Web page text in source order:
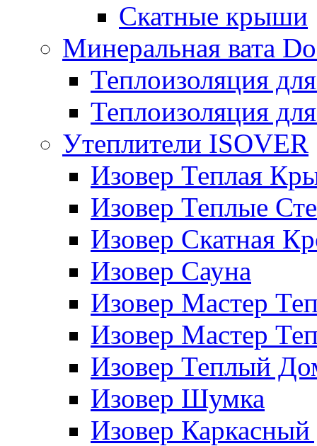
Скатные крыши
Минеральная вата
Теплоизоляция
Теплоизоляция
Утеплители ISOVER
Изовер Теплая
Изовер Теплые
Изовер Скатная
Изовер Сауна
Изовер Мастер
Изовер Мастер
Изовер Теплый
Изовер Шумка
Изовер